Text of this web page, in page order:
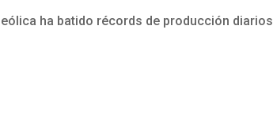
ha batido récords de producción diarios